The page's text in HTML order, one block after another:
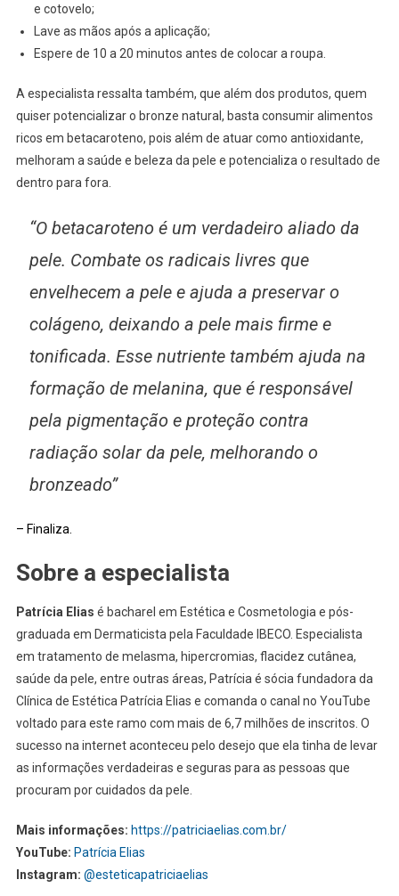
e cotovelo;
Lave as mãos após a aplicação;
Espere de 10 a 20 minutos antes de colocar a roupa.
A especialista ressalta também, que além dos produtos, quem
quiser potencializar o bronze natural, basta consumir alimentos
ricos em betacaroteno, pois além de atuar como antioxidante,
melhoram a saúde e beleza da pele e potencializa o resultado de
dentro para fora.
“O betacaroteno é um verdadeiro aliado da
pele. Combate os radicais livres que
envelhecem a pele e ajuda a preservar o
colágeno, deixando a pele mais firme e
tonificada. Esse nutriente também ajuda na
formação de melanina, que é responsável
pela pigmentação e proteção contra
radiação solar da pele, melhorando o
bronzeado”
– Finaliza.
Sobre a especialista
Patrícia Elias é bacharel em Estética e Cosmetologia e pós-
graduada em Dermaticista pela Faculdade IBECO. Especialista
em tratamento de melasma, hipercromias, flacidez cutânea,
saúde da pele, entre outras áreas, Patrícia é sócia fundadora da
Clínica de Estética Patrícia Elias e comanda o canal no YouTube
voltado para este ramo com mais de 6,7 milhões de inscritos. O
sucesso na internet aconteceu pelo desejo que ela tinha de levar
as informações verdadeiras e seguras para as pessoas que
procuram por cuidados da pele.
Mais informações: https://patriciaelias.com.br/
YouTube: Patrícia Elias
Instagram: @esteticapatriciaelias